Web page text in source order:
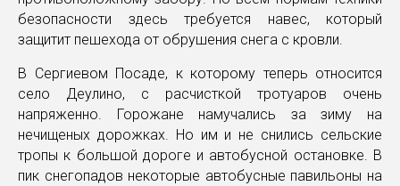
безопасности здесь требуется навес, который
защитит пешехода от обрушения снега с кровли.
В Сергиевом Посаде, к которому теперь относится
село Деулино, с расчисткой тротуаров очень
напряженно. Горожане намучались за зиму на
нечищеных дорожках. Но им и не снились сельские
тропы к большой дороге и автобусной остановке. В
пик снегопадов некоторые автобусные павильоны на